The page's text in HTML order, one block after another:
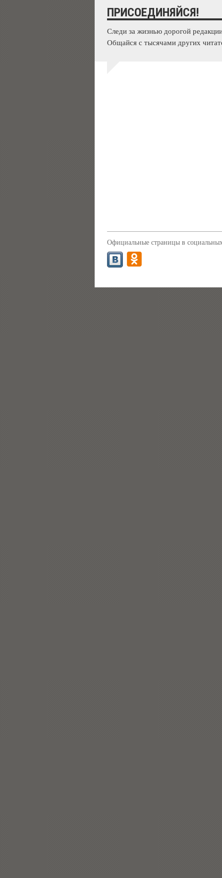
ПРИСОЕДИНЯЙСЯ!
Следи за жизнью дорогой
Общайся с тысячами других
Официальные страницы в социальных